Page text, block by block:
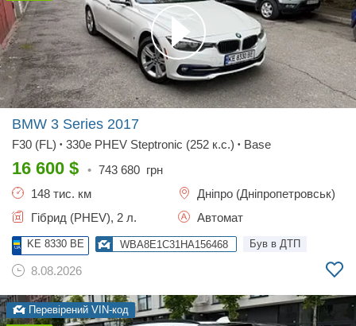
BMW 3 Series 2017
F30 (FL) • 330e PHEV Steptronic (252 к.с.) • Base
16 600 $ • 743 680 грн
148 тис. км
Дніпро (Дніпропетровськ)
Гібрид (PHEV), 2 л.
Автомат
KE 8330 BE WBA8E1C31HA156468 Був в ДТП
8.08.2026
Перевірений VIN-код